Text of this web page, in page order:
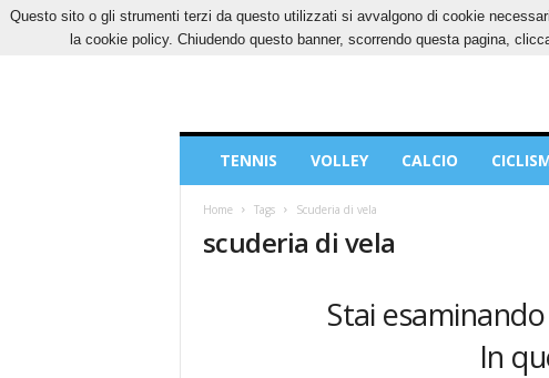
SABATO, 8 AGOSTO 2026 CONTATTI COOKIES
Sport
TENNIS VOLLEY CALCIO
Home Tags Scuderia di vela
scuderia di vela
Stai
In
Questo sito o gli strumenti terzi da questo utilizzati si avvalgono di cookie
la cookie policy. Chiudendo questo banner, scorrendo questa pagina,